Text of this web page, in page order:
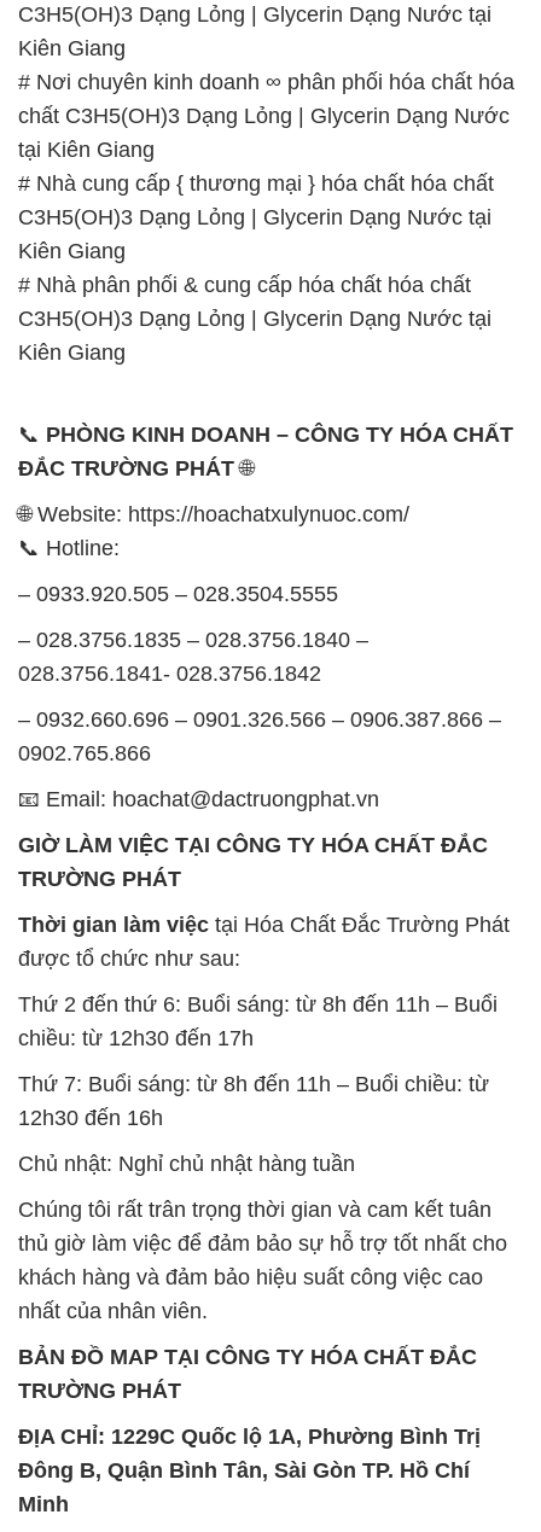
C3H5(OH)3 Dạng Lỏng | Glycerin Dạng Nước tại
Kiên Giang
# Nơi chuyên kinh doanh ∞ phân phối hóa chất hóa
chất C3H5(OH)3 Dạng Lỏng | Glycerin Dạng Nước
tại Kiên Giang
# Nhà cung cấp { thương mại } hóa chất hóa chất
C3H5(OH)3 Dạng Lỏng | Glycerin Dạng Nước tại
Kiên Giang
# Nhà phân phối & cung cấp hóa chất hóa chất
C3H5(OH)3 Dạng Lỏng | Glycerin Dạng Nước tại
Kiên Giang
📞 PHÒNG KINH DOANH – CÔNG TY HÓA CHẤT
ĐẮC TRƯỜNG PHÁT🌐
🌐 Website: https://hoachatxulynuoc.com/
📞 Hotline:
– 0933.920.505 – 028.3504.5555
– 028.3756.1835 – 028.3756.1840 –
028.3756.1841- 028.3756.1842
– 0932.660.696 – 0901.326.566 – 0906.387.866 –
0902.765.866
📧 Email: hoachat@dactruongphat.vn
GIỜ LÀM VIỆC TẠI CÔNG TY HÓA CHẤT ĐẮC
TRƯỜNG PHÁT
Thời gian làm việc tại Hóa Chất Đắc Trường Phát
được tổ chức như sau:
Thứ 2 đến thứ 6: Buổi sáng: từ 8h đến 11h – Buổi
chiều: từ 12h30 đến 17h
Thứ 7: Buổi sáng: từ 8h đến 11h – Buổi chiều: từ
12h30 đến 16h
Chủ nhật: Nghỉ chủ nhật hàng tuần
Chúng tôi rất trân trọng thời gian và cam kết tuân
thủ giờ làm việc để đảm bảo sự hỗ trợ tốt nhất cho
khách hàng và đảm bảo hiệu suất công việc cao
nhất của nhân viên.
BẢN ĐỒ MAP TẠI CÔNG TY HÓA CHẤT ĐẮC
TRƯỜNG PHÁT
ĐỊA CHỈ: 1229C Quốc lộ 1A, Phường Bình Trị
Đông B, Quận Bình Tân, Sài Gòn TP. Hồ Chí
Minh